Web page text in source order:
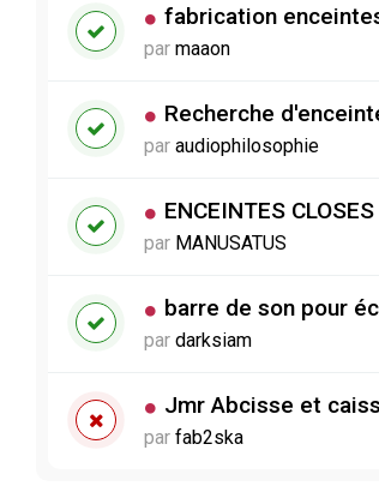
fabrication
par maaon
Recherche
par audiophilosophie
ENCEINTES CLOSES
par MANUSATUS
barre de son pour
par darksiam
Jmr Abcisse et
par fab2ska